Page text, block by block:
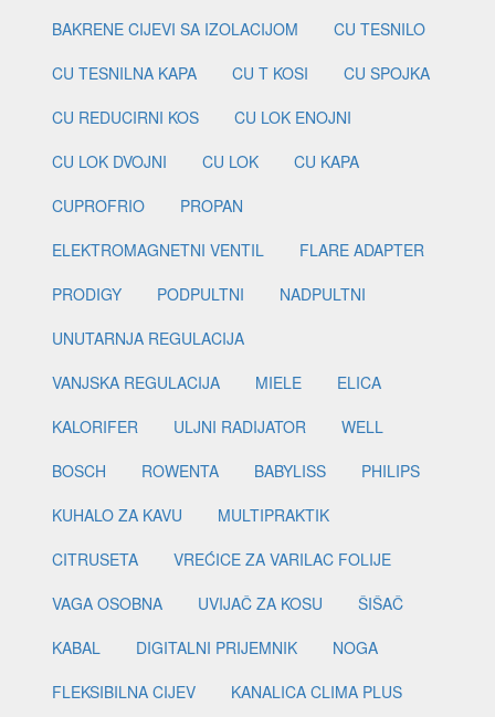
BAKRENE CIJEVI SA IZOLACIJOM
CU TESNILO
CU TESNILNA KAPA
CU T KOSI
CU SPOJKA
CU REDUCIRNI KOS
CU LOK ENOJNI
CU LOK DVOJNI
CU LOK
CU KAPA
CUPROFRIO
PROPAN
ELEKTROMAGNETNI VENTIL
FLARE ADAPTER
PRODIGY
PODPULTNI
NADPULTNI
UNUTARNJA REGULACIJA
VANJSKA REGULACIJA
MIELE
ELICA
KALORIFER
ULJNI RADIJATOR
WELL
BOSCH
ROWENTA BABYLISS
PHILIPS
KUHALO ZA KAVU
MULTIPRAKTIK
CITRUSETA
VREĆICE ZA VARILAC FOLIJE
VAGA OSOBNA
UVIJAČ ZA KOSU
ŠIŠAČ
KABAL
DIGITALNI PRIJEMNIK
NOGA
FLEKSIBILNA CIJEV
KANALICA CLIMA PLUS